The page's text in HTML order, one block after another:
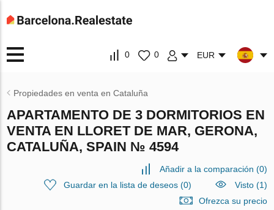
0 0 EUR
Propiedades en venta en Cataluña
APARTAMENTO DE 3 DORMITORIOS EN
VENTA EN LLORET DE MAR, GERONA,
CATALUÑA, SPAIN № 4594
Añadir a la comparación (0)
Guardar en la lista de deseos(0)
Visto (1)
Ofrezca su precio